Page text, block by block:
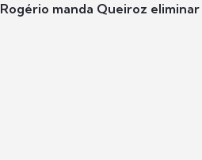
Rogério manda Queiroz